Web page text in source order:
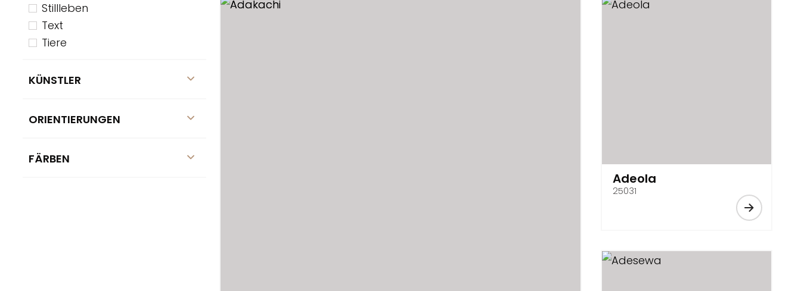
Stillleben
Text
Tiere
KÜNSTLER
ORIENTIERUNGEN
FÄRBEN
Adeola
25031